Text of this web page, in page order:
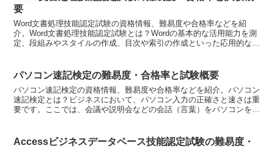
要
Word文書処理技能認定試験の資格情報、難易度や合格率などを紹
介。Word文書処理技能認定試験とは？Wordの基本的な活用能力を測
定、段組みやスタイルの作成、目次や索引の作成といった応用的な活
パソコン速記検定の難易度・合格率と試験概要
パソコン速記検定の資格情報、難易度や合格率などを紹介。パソコン
速記検定とは？ビジネスにおいて、パソコン入力の正確さと速さは重
要です。ここでは、会議や説明会などの会話（言葉）をパソコンを用
Accessビジネスデータベース技能認定試験の難易度・